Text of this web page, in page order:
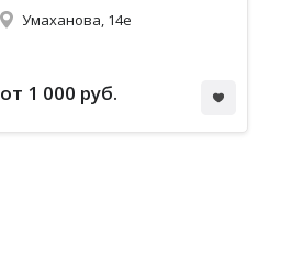
Умаханова, 14е
от 1 000 руб.